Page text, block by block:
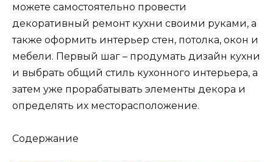
можете самостоятельно провести
декоративный ремонт кухни своими руками, а
также оформить интерьер стен, потолка, окон и
мебели. Первый шаг – продумать дизайн кухни
и выбрать общий стиль кухонного интерьера, а
затем уже прорабатывать элементы декора и
определять их месторасположение.
Содержание